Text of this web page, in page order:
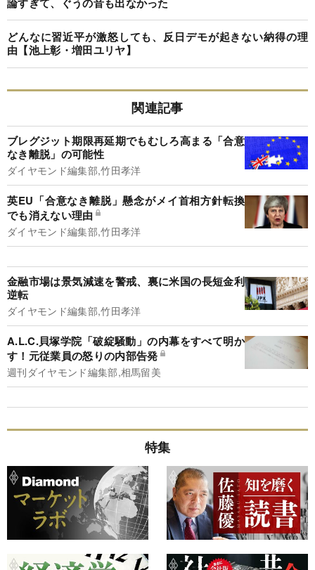
どんなに習近平が激怒しても、反日デモが起きない納得の理
由【池上彰・増田ユリヤ】
関連記事
ブレグジット期限再延期でもむしろ高まる「合意
なき離脱」の可能性
ダイヤモンド編集部,竹田孝洋
英EU「合意なき離脱」懸念がメイ首相方針転換
でも消えない理由
ダイヤモンド編集部,竹田孝洋
金融市場は景気減速を警戒、裏に米国の長短金利
逆転
ダイヤモンド編集部,竹田孝洋
A.L.C.貝塚学院「破綻騒動」の内幕をすべて明か
す！元従業員の怒りの内部告発
週刊ダイヤモンド編集部,相馬留美
特集